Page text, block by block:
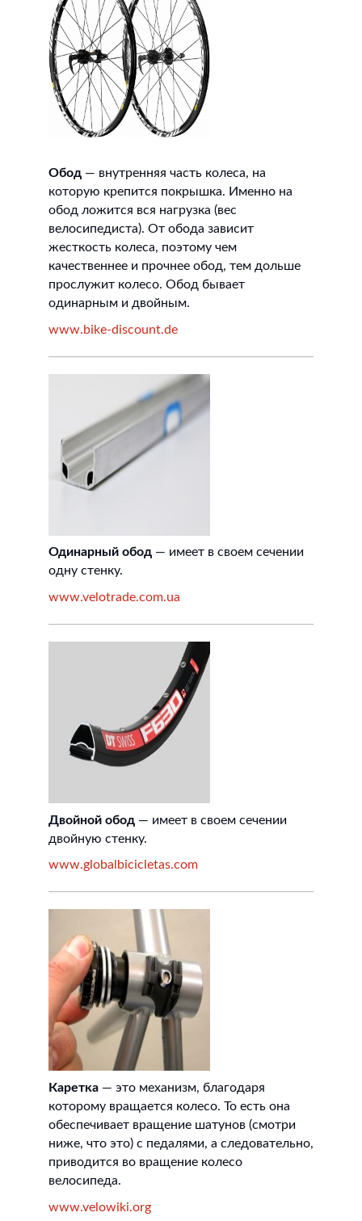
Обод — внутренняя часть колеса, на
которую крепится покрышка. Именно на
обод ложится вся нагрузка (вес
велосипедиста). От обода зависит
жесткость колеса, поэтому чем
качественнее и прочнее обод, тем дольше
прослужит колесо. Обод бывает
одинарным и двойным.
www.bike-discount.de
Одинарный обод — имеет в своем сечении
одну стенку.
www.velotrade.com.ua
Двойной обод — имеет в своем сечении
двойную стенку.
www.globalbicicletas.com
Каретка — это механизм, благодаря
которому вращается колесо. То есть она
обеспечивает вращение шатунов (смотри
ниже, что это) с педалями, а следовательно,
приводится во вращение колесо
велосипеда.
www.velowiki.org